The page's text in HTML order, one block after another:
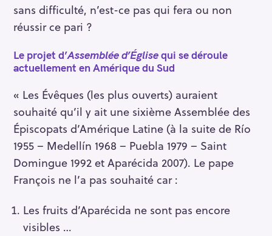
sans difficulté, n’est-ce pas qui fera ou non
réussir ce pari ?
Le projet d’Assemblée d’Églisequi se déroule
actuellement en Amérique du Sud
« Les Évêques (les plus ouverts) auraient
souhaité qu’il y ait une sixième Assemblée des
Épiscopats d’Amérique Latine (à la suite de Río
1955 – Medellín 1968 – Puebla 1979 – Saint
Domingue 1992 et Aparécida 2007). Le pape
François ne l’a pas souhaité car :
Les fruits d’Aparécida ne sont pas encore
visibles …